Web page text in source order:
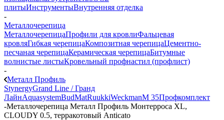
плитыИнструментыВнутренняя отделка
-
Металлочерепица
МеталлочерепицаПрофили для кровлиФальцевая
кровляГибкая черепицаКомпозитная черепицаЦементно-
песчаная черепицаКерамическая черепицаБитумные
волнистые листыКровельный профнастил (профлист)
-
Металл Профиль
StynergyGrand Line / Гранд
ЛайнAquasystemBudMatRuukkiWeckmanМ 35Профкомплект
-Металлочерепица Металл Профиль Монтерроса XL,
CLOUDY 0.5, терракотовый Anticato